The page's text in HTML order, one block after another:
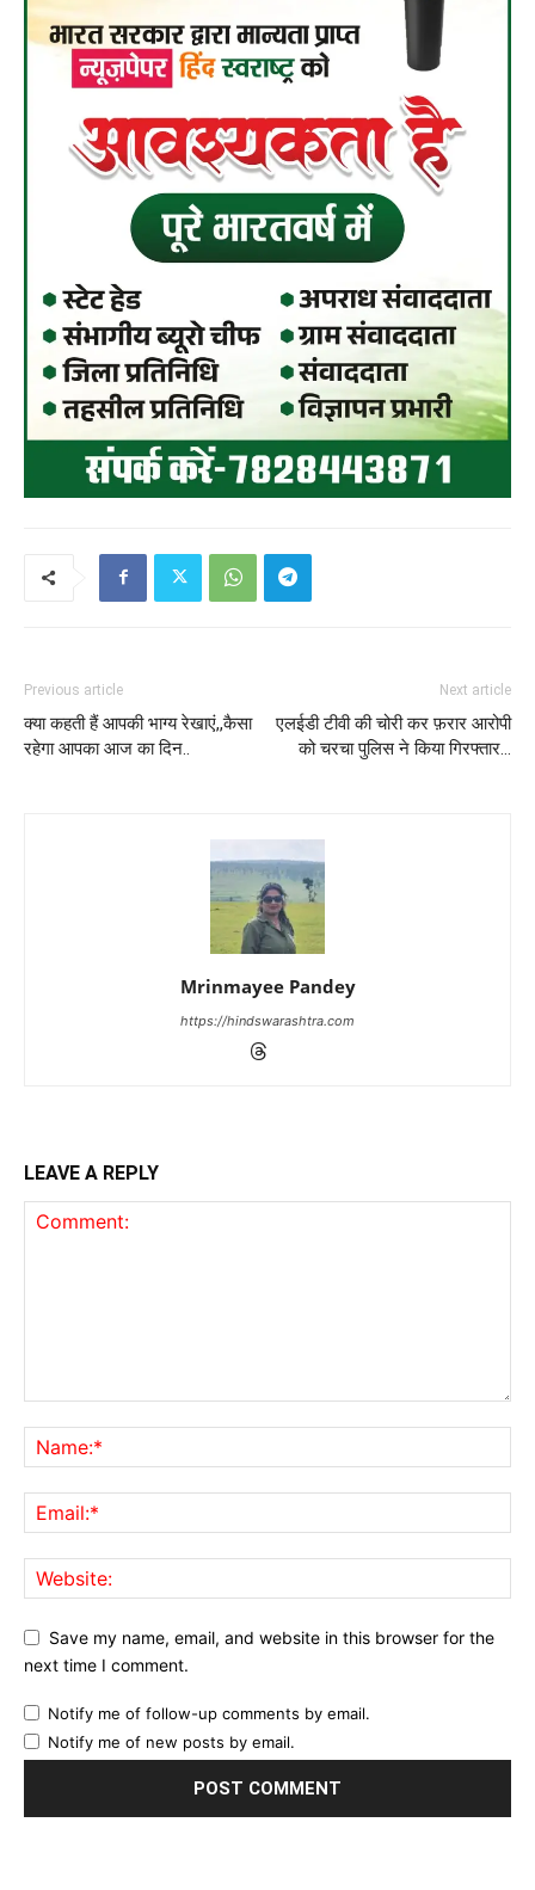
Previous article
क्या कहती हैं आपकी भाग्य रेखाएं,,कैसा
रहेगा आपका आज का दिन..
Next article
एलईडी टीवी की चोरी कर फ़रार आरोपी
को चरचा पुलिस ने किया गिरफ्तार…
Mrinmayee Pandey
https://hindswarashtra.com
LEAVE A REPLY
Save my name, email, and website in this browser for the
next time I comment.
Notify me of follow-up comments by email.
Notify me of new posts by email.